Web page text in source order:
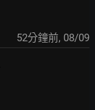
52分鐘前, 08/09